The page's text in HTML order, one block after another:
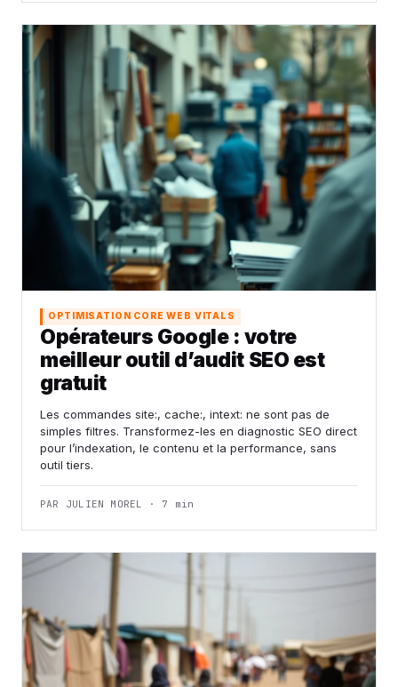
OPTIMISATION CORE WEB VITALS
Opérateurs Google : votre
meilleur outil d’audit SEO est
gratuit
Les commandes site:, cache:, intext: ne sont pas de
simples filtres. Transformez-les en diagnostic SEO direct
pour l’indexation, le contenu et la performance, sans
outil tiers.
PAR JULIEN MOREL · 7 min